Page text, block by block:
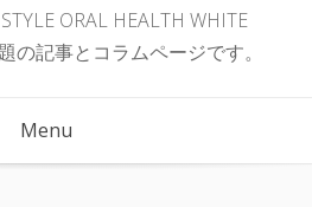
ORAL HEALTH WHITE
記事とコラムページです。
Menu